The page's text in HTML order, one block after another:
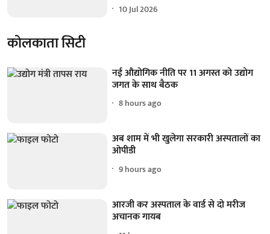
10 Jul 2026
कोलकाता सिटी
नई औद्योगिक नीति पर 11 अगस्त को उद्योग
जगत के साथ बैठक
8 hours ago
अब शाम में भी खुलेगा सरकारी अस्पतालों का
ओपीडी
9 hours ago
आरजी कर अस्पताल के वार्ड से दो मरीज
अचानक गायब